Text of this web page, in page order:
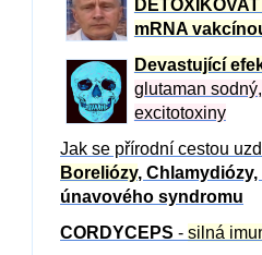
mRNA
Devastující
glutaman
excitotoxiny
Jak se přírodní cestou
Boreliózy,
únavového syndromu
CORDYCEPS - silná